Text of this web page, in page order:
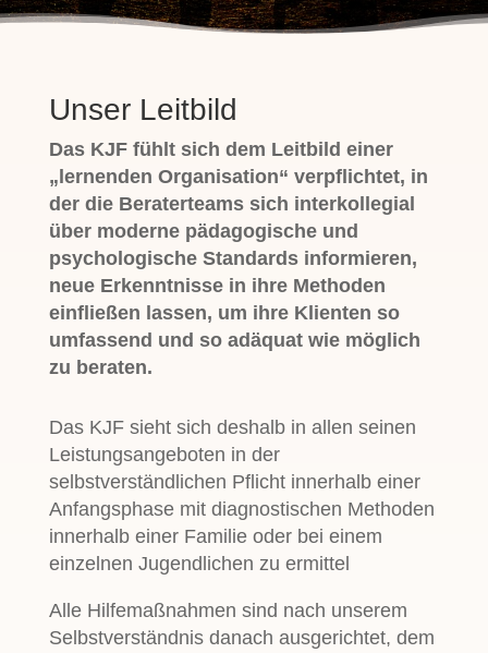
Unser Leitbild
Das KJF fühlt sich dem Leitbild einer
„lernenden Organisation“ verpflichtet, in
der die Beraterteams sich interkollegial
über moderne pädagogische und
psychologische Standards informieren,
neue Erkenntnisse in ihre Methoden
einfließen lassen, um ihre Klienten so
umfassend und so adäquat wie möglich
zu beraten.
Das KJF sieht sich deshalb in allen seinen
Leistungsangeboten in der
selbstverständlichen Pflicht innerhalb einer
Anfangsphase mit diagnostischen Methoden
innerhalb einer Familie oder bei einem
einzelnen Jugendlichen zu ermittel
Alle Hilfemaßnahmen sind nach unserem
Selbstverständnis danach ausgerichtet, dem